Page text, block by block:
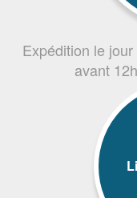
Expédition le
avant